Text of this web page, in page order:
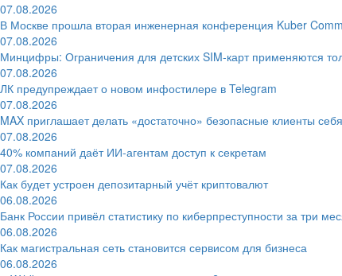
07.08.2026
В Москве прошла вторая инженерная конференция Kuber
07.08.2026
Минцифры: Ограничения для детских SIM-карт применяются
07.08.2026
ЛК предупреждает о новом инфостилере в Telegram
07.08.2026
MAX приглашает делать «достаточно» безопасные клиенты себя
07.08.2026
40% компаний даёт ИИ‑агентам доступ к секретам
07.08.2026
Как будет устроен депозитарный учёт криптовалют
06.08.2026
Банк России привёл статистику по киберпреступности за три
06.08.2026
Как магистральная сеть становится сервисом для бизнеса
06.08.2026